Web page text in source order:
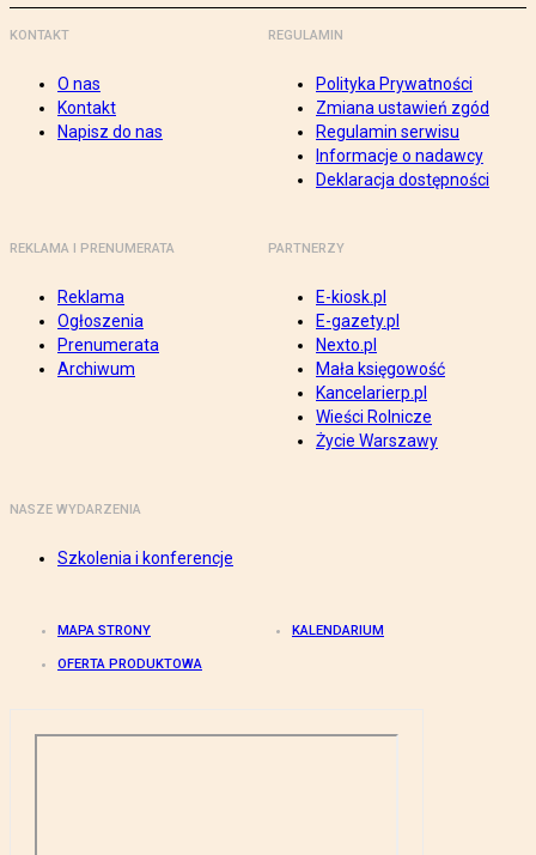
KONTAKT
O nas
Kontakt
Napisz do nas
REGULAMIN
Polityka Prywatności
Zmiana ustawień zgód
Regulamin serwisu
Informacje o nadawcy
Deklaracja dostępności
REKLAMA I PRENUMERATA
Reklama
Ogłoszenia
Prenumerata
Archiwum
PARTNERZY
E-kiosk.pl
E-gazety.pl
Nexto.pl
Mała księgowość
Kancelarierp.pl
Wieści Rolnicze
Życie Warszawy
NASZE WYDARZENIA
Szkolenia i konferencje
MAPA STRONY KALENDARIUM
OFERTA PRODUKTOWA